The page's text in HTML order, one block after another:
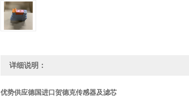
详细说明：
优势供应德国进口贺德克传感器及滤芯